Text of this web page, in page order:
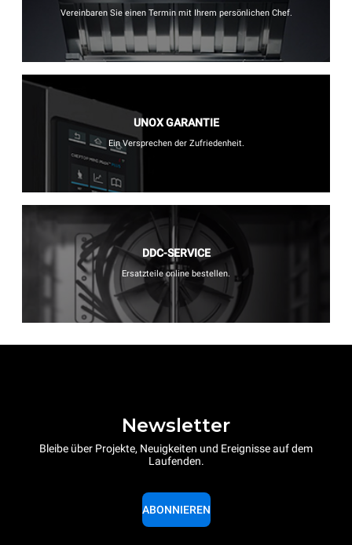
Vereinbaren Sie einen Termin mit Ihrem persönlichen Chef.
UNOX GARANTIE
Ein Versprechen der Zufriedenheit.
DDC-SERVICE
Ersatzteile online bestellen.
Newsletter
Bleibe über Projekte, Neuigkeiten und Ereignisse auf dem
Laufenden.
ABONNIEREN